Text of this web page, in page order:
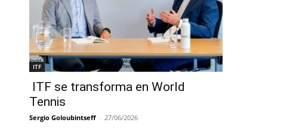
ITF
ITF se transforma en World
Tennis
Sergio Goloubintseff - 27/06/2026